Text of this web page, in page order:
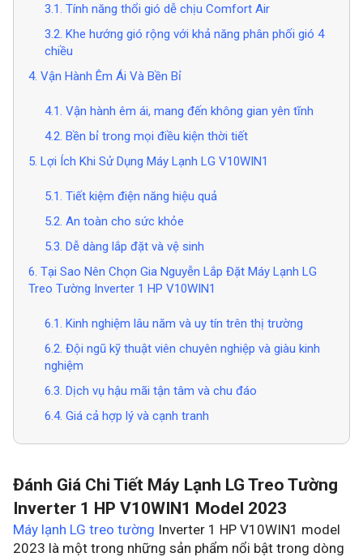
3.1. Tính năng thổi gió dễ chịu Comfort Air
3.2. Khe hướng gió rộng với khả năng phân phối gió 4
chiều
4. Vận Hành Êm Ái Và Bền Bỉ
4.1. Vận hành êm ái, mang đến không gian yên tĩnh
4.2. Bền bỉ trong mọi điều kiện thời tiết
5. Lợi Ích Khi Sử Dụng Máy Lạnh LG V10WIN1
5.1. Tiết kiệm điện năng hiệu quả
5.2. An toàn cho sức khỏe
5.3. Dễ dàng lắp đặt và vệ sinh
6. Tại Sao Nên Chọn Gia Nguyễn Lắp Đặt Máy Lạnh LG
Treo Tường Inverter 1 HP V10WIN1
6.1. Kinh nghiệm lâu năm và uy tín trên thị trường
6.2. Đội ngũ kỹ thuật viên chuyên nghiệp và giàu kinh
nghiệm
6.3. Dịch vụ hậu mãi tận tâm và chu đáo
6.4. Giá cả hợp lý và cạnh tranh
Đánh Giá Chi Tiết Máy Lạnh LG Treo Tường
Inverter 1 HP V10WIN1 Model 2023
Máy lạnh LG treo tường Inverter 1 HP V10WIN1 model
2023 là một trong những sản phẩm nổi bật trong dòng